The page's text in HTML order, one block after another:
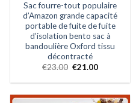
Sac fourre-tout populaire
d’Amazon grande capacité
portable de fuite de fuite
d’isolation bento sac à
bandoulière Oxford tissu
décontracté
€23.00 €21.00